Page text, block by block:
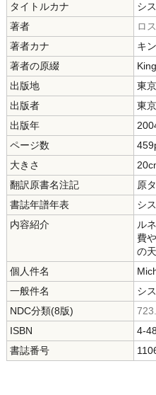
タイトルカナ
シ
著者
ロ
著者カナ
キ
著者の原綴
出版地
東京
出版者
東
出版年
ページ数
大きさ
翻訳原書名注記
原
書誌年譜年表
シ
内容紹介
ル
費
の
個人件名
一般件名
シ
NDC分類(8版)
ISBN
4-
書誌番号